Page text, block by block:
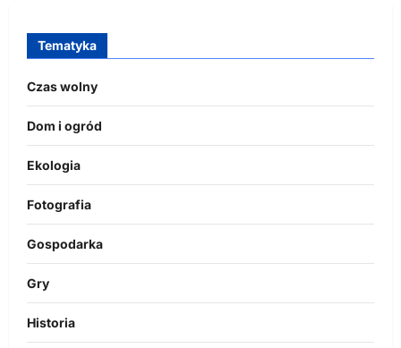
Tematyka
Czas wolny
Dom i ogród
Ekologia
Fotografia
Gospodarka
Gry
Historia